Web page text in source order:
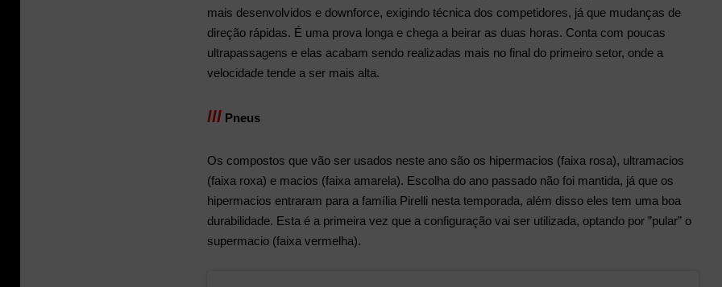
mais desenvolvidos e downforce, exigindo técnica dos competidores, já que mudanças de
direção rápidas. É uma prova longa e chega a beirar as duas horas. Conta com poucas
ultrapassagens e elas acabam sendo realizadas mais no final do primeiro setor, onde a
velocidade tende a ser mais alta.
lll Pneus
Os compostos que vão ser usados neste ano são os hipermacios (faixa rosa), ultramacios
(faixa roxa) e macios (faixa amarela). Escolha do ano passado não foi mantida, já que os
hipermacios entraram para a família Pirelli nesta temporada, além disso eles tem uma boa
durabilidade. Esta é a primeira vez que a configuração vai ser utilizada, optando por ”pular” o
supermacio (faixa vermelha).